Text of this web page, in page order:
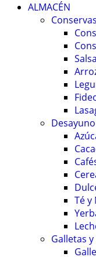
ALMACÉN
Desayuno
Té y
Galletas